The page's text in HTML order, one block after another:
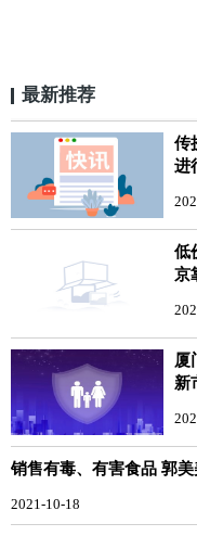
最新推荐
传
进
低
京
厦
新
销售有毒、有害食品 郭
2021-10-18